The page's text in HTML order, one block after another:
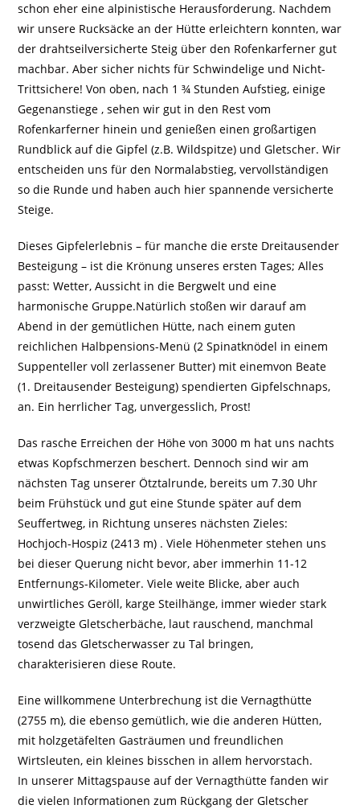
schon eher eine alpinistische Herausforderung. Nachdem
wir unsere Rucksäcke an der Hütte erleichtern konnten, war
der drahtseilversicherte Steig über den Rofenkarferner gut
machbar. Aber sicher nichts für Schwindelige und Nicht-
Trittsichere! Von oben, nach 1 ¾ Stunden Aufstieg, einige
Gegenanstiege , sehen wir gut in den Rest vom
Rofenkarferner hinein und genießen einen großartigen
Rundblick auf die Gipfel (z.B. Wildspitze) und Gletscher. Wir
entscheiden uns für den Normalabstieg, vervollständigen
so die Runde und haben auch hier spannende versicherte
Steige.
Dieses Gipfelerlebnis – für manche die erste Dreitausender
Besteigung – ist die Krönung unseres ersten Tages; Alles
passt: Wetter, Aussicht in die Bergwelt und eine
harmonische Gruppe.Natürlich stoßen wir darauf am
Abend in der gemütlichen Hütte, nach einem guten
reichlichen Halbpensions-Menü (2 Spinatknödel in einem
Suppenteller voll zerlassener Butter) mit einemvon Beate
(1. Dreitausender Besteigung) spendierten Gipfelschnaps,
an. Ein herrlicher Tag, unvergesslich, Prost!
Das rasche Erreichen der Höhe von 3000 m hat uns nachts
etwas Kopfschmerzen beschert. Dennoch sind wir am
nächsten Tag unserer Ötztalrunde, bereits um 7.30 Uhr
beim Frühstück und gut eine Stunde später auf dem
Seuffertweg, in Richtung unseres nächsten Zieles:
Hochjoch-Hospiz (2413 m) . Viele Höhenmeter stehen uns
bei dieser Querung nicht bevor, aber immerhin 11-12
Entfernungs-Kilometer. Viele weite Blicke, aber auch
unwirtliches Geröll, karge Steilhänge, immer wieder stark
verzweigte Gletscherbäche, laut rauschend, manchmal
tosend das Gletscherwasser zu Tal bringen,
charakterisieren diese Route.
Eine willkommene Unterbrechung ist die Vernagthütte
(2755 m), die ebenso gemütlich, wie die anderen Hütten,
mit holzgetäfelten Gasträumen und freundlichen
Wirtsleuten, ein kleines bisschen in allem hervorstach.
In unserer Mittagspause auf der Vernagthütte fanden wir
die vielen Informationen zum Rückgang der Gletscher